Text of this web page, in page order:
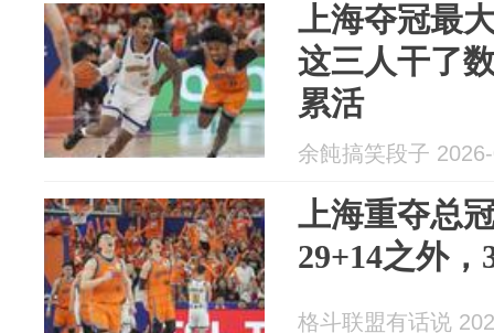
上海夺冠最
这三人干了
累活
余飩搞笑段子
上海重夺总
29+14之外
格斗联盟有话说